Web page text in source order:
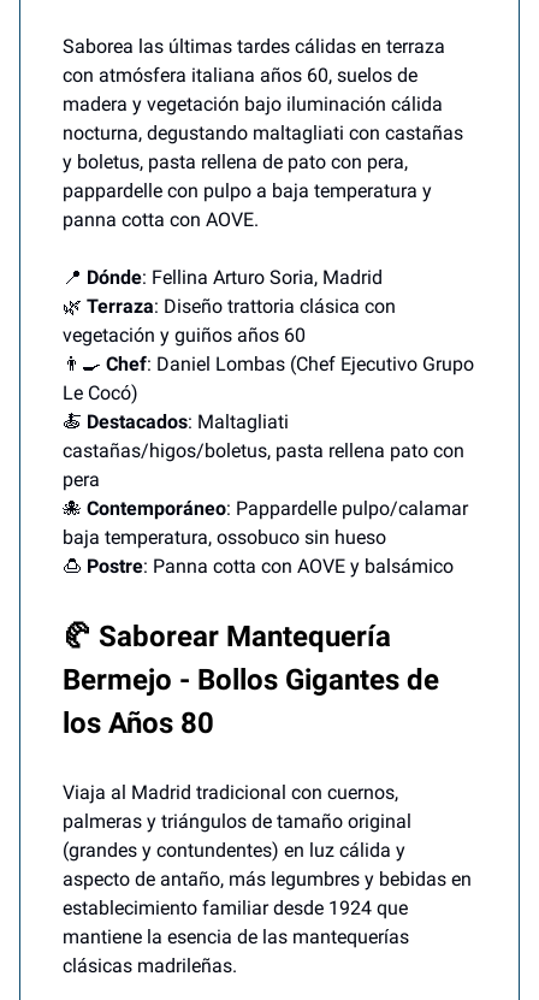
Saborea las últimas tardes cálidas en terraza
con atmósfera italiana años 60, suelos de
madera y vegetación bajo iluminación cálida
nocturna, degustando maltagliati con castañas
y boletus, pasta rellena de pato con pera,
pappardelle con pulpo a baja temperatura y
panna cotta con AOVE.
📍 Dónde: Fellina Arturo Soria, Madrid
🌿 Terraza: Diseño trattoria clásica con
vegetación y guiños años 60
👨‍🍳 Chef: Daniel Lombas (Chef Ejecutivo Grupo
Le Cocó)
🍝 Destacados: Maltagliati
castañas/higos/boletus, pasta rellena pato con
pera
🐙 Contemporáneo: Pappardelle pulpo/calamar
baja temperatura, ossobuco sin hueso
🍮 Postre: Panna cotta con AOVE y balsámico
🥐 Saborear Mantequería
Bermejo - Bollos Gigantes de
los Años 80
Viaja al Madrid tradicional con cuernos,
palmeras y triángulos de tamaño original
(grandes y contundentes) en luz cálida y
aspecto de antaño, más legumbres y bebidas en
establecimiento familiar desde 1924 que
mantiene la esencia de las mantequerías
clásicas madrileñas.